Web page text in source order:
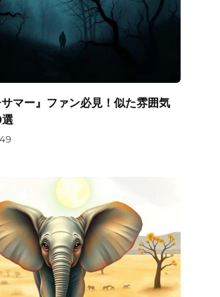
サマー』ファン必見！似た雰囲気